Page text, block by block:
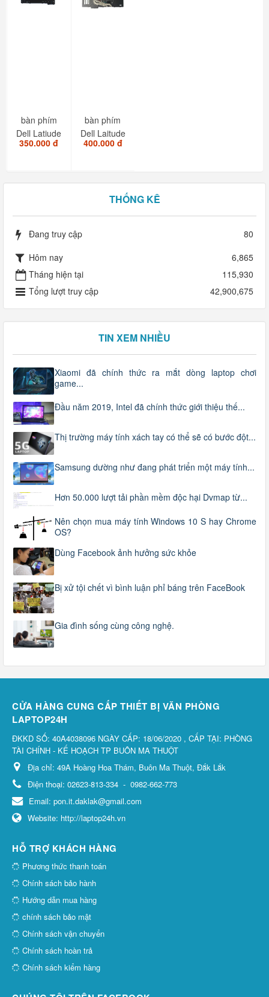
bàn phím
Dell Latiude
E7240
350.000 đ
bàn phím
Dell Laitude
E5540
400.000 đ
THỐNG KÊ
Đang truy cập
80
Hôm nay
6,865
Tháng hiện tại
115,930
Tổng lượt truy cập
42,900,675
TIN XEM NHIỀU
Xiaomi đã chính thức ra mắt dòng laptop chơi
game...
Đầu năm 2019, Intel đã chính thức giới thiệu thế...
Thị trường máy tính xách tay có thể sẽ có bước đột...
Samsung dường như đang phát triển một máy tính...
Hơn 50.000 lượt tải phần mềm độc hại Dvmap từ...
Nên chọn mua máy tính Windows 10 S hay Chrome
OS?
Dùng Facebook ảnh hưởng sức khỏe
Bị xử tội chết vì bình luận phỉ báng trên FaceBook
Gia đình sống cùng công nghệ.
CỬA HÀNG CUNG CẤP THIẾT BỊ VĂN PHÒNG
LAPTOP24H
ĐKKD SỐ: 40A4038096 NGÀY CẤP: 18/06/2020 , CẤP TẠI: PHÒNG
TÀI CHÍNH - KẾ HOẠCH TP BUÔN MA THUỘT
Địa chỉ: 49A Hoàng Hoa Thám, Buôn Ma Thuột, Đắk Lắk
Điện thoại: 02623-813-334 - 0982-662-773
Email: pon.it.daklak@gmail.com
Website: http://laptop24h.vn
HỖ TRỢ KHÁCH HÀNG
Phương thức thanh toán
Chính sách bảo hành
Hướng dẫn mua hàng
chính sách bảo mật
Chính sách vận chuyển
Chính sách hoàn trả
Chính sách kiểm hàng